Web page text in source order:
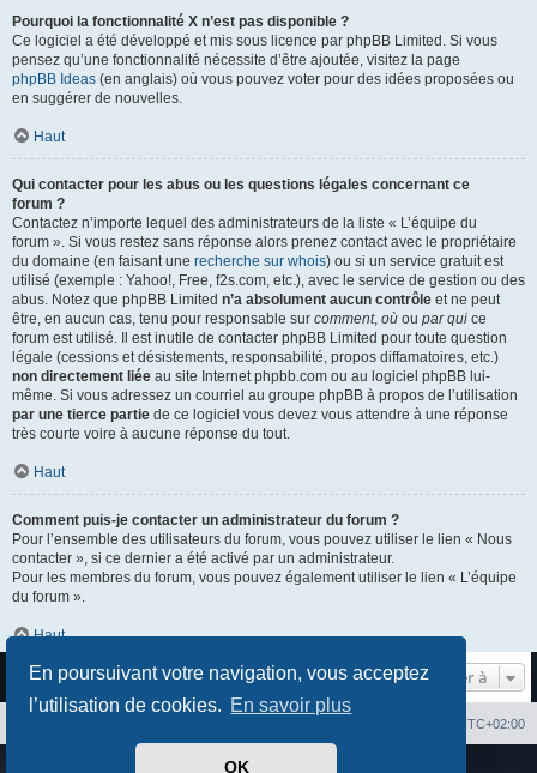
En poursuivant votre navigation, vous acceptez
l’utilisation de cookies. En savoir plus
OK
Pourquoi la fonctionnalité X n’est pas disponible ?
Ce logiciel a été développé et mis sous licence par phpBB Limited. Si vous
pensez qu’une fonctionnalité nécessite d’être ajoutée, visitez la page
phpBB Ideas (en anglais) où vous pouvez voter pour des idées proposées ou
en suggérer de nouvelles.
Haut
Qui contacter pour les abus ou les questions légales concernant ce
forum ?
Contactez n’importe lequel des administrateurs de la liste « L’équipe du
forum ». Si vous restez sans réponse alors prenez contact avec le propriétaire
du domaine (en faisant une recherche sur whois) ou si un service gratuit est
utilisé (exemple : Yahoo!, Free, f2s.com, etc.), avec le service de gestion ou des
abus. Notez que phpBB Limited n’a absolument aucun contrôle et ne peut
être, en aucun cas, tenu pour responsable sur comment, où ou par qui ce
forum est utilisé. Il est inutile de contacter phpBB Limited pour toute question
légale (cessions et désistements, responsabilité, propos diffamatoires, etc.)
non directement liée au site Internet phpbb.com ou au logiciel phpBB lui-
même. Si vous adressez un courriel au groupe phpBB à propos de l’utilisation
par une tierce partie de ce logiciel vous devez vous attendre à une réponse
très courte voire à aucune réponse du tout.
Haut
Comment puis-je contacter un administrateur du forum ?
Pour l’ensemble des utilisateurs du forum, vous pouvez utiliser le lien « Nous
contacter », si ce dernier a été activé par un administrateur.
Pour les membres du forum, vous pouvez également utiliser le lien « L’équipe
du forum ».
Haut
Aller à
UTC+02:00
phpBB® Forum Software © phpBB Limited